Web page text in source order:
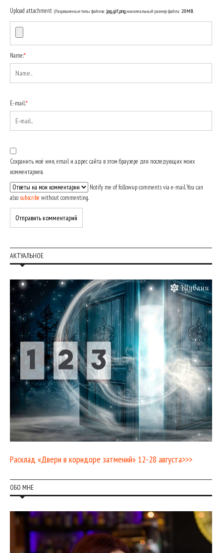
Upload attachment (Разрешенные типы файлов:jpg, gif, png, максимальный размер файла:20MB.
Name:*
E-mail:*
Сохранить моё имя, email и адрес сайта в этом браузере для последующих моих
комментариев.
Notify me of followup comments via e-mail. You can
also subscribe without commenting.
АКТУАЛЬНОЕ
Расклад «Двери в коридоре затмений» 12-28 августа>>>
ОБО МНЕ